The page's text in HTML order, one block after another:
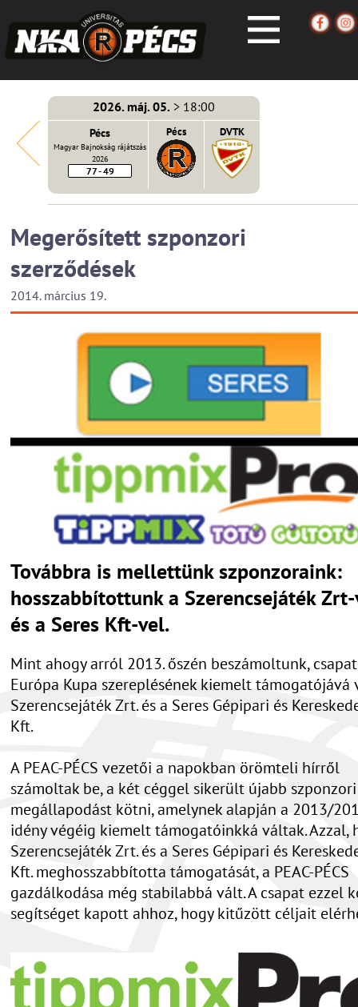
2026. máj. 05. > 18:00
Pécs
Magyar Bajnokság rájátszás
2026
77 - 49
Pécs DVTK
Megerősített szponzori
szerződések
2014. március 19.
Továbbra is mellettünk szponzoraink:
hosszabbítottunk a Szerencsejáték
és a Seres Kft-vel.
Mint ahogy arról 2013. őszén beszámoltunk,
Európa Kupa szereplésének kiemelt támogatójává
Szerencsejáték Zrt. és a Seres Gépipari és
Kft.
A PEAC-PÉCS vezetői a napokban örömteli hírről
számoltak be, a két céggel sikerült újabb szponzori
megállapodást kötni, amelynek alapján a 2013/
idény végéig kiemelt támogatóinkká váltak. Azzal,
Szerencsejáték Zrt. és a Seres Gépipari és
Kft. meghosszabbította támogatását, a PEAC-PÉCS
gazdálkodása még stabilabbá vált. A csapat ezzel
segítséget kapott ahhoz, hogy kitűzött céljait